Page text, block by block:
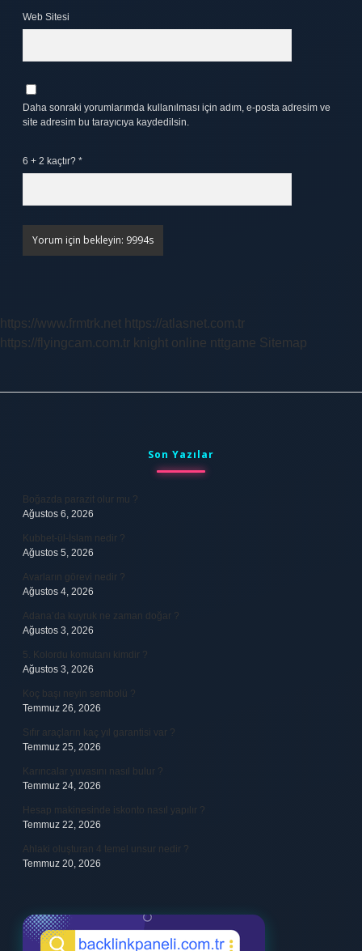
Web Sitesi
Daha sonraki yorumlarımda kullanılması için adım, e-posta adresim ve
site adresim bu tarayıcıya kaydedilsin.
6 + 2 kaçtır? *
https://www.frmtrk.net https://atlasnet.com.tr
https://flyingcam.com.tr knight online nttgame Sitemap
Son Yazılar
Boğazda parazit olur mu ?
Ağustos 6, 2026
Kubbet-ül-İslam nedir ?
Ağustos 5, 2026
Avarların görevi nedir ?
Ağustos 4, 2026
Adana’da kuyruk ne zaman doğar ?
Ağustos 3, 2026
5. Kolordu komutanı kimdir ?
Ağustos 3, 2026
Koç başı neyin sembolü ?
Temmuz 26, 2026
Sıfır araçların kaç yıl garantisi var ?
Temmuz 25, 2026
Karıncalar yuvasını nasıl bulur ?
Temmuz 24, 2026
Hesap makinesinde iskonto nasıl yapılır ?
Temmuz 22, 2026
Ahlaki oluşturan 4 temel unsur nedir ?
Temmuz 20, 2026